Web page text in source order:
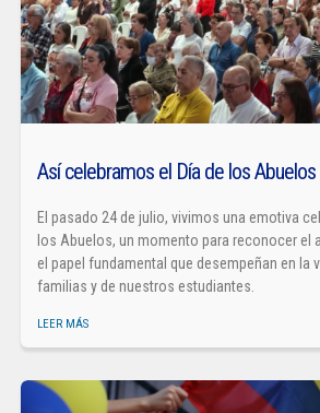
Así celebramos el Día de los Abuelos
El pasado 24 de julio, vivimos una emotiva
los Abuelos, un momento para reconocer el
el papel fundamental que desempeñan en la
familias y de nuestros estudiantes.
LEER MÁS